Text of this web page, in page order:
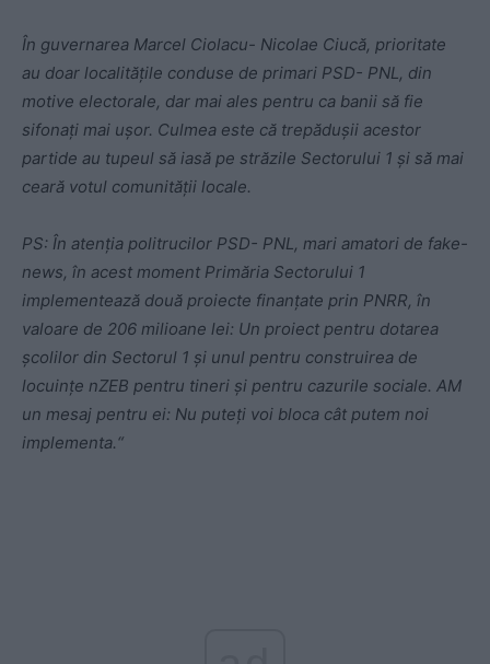
În guvernarea Marcel Ciolacu- Nicolae Ciucă, prioritate
au doar localitățile conduse de primari PSD- PNL, din
motive electorale, dar mai ales pentru ca banii să fie
sifonați mai ușor. Culmea este că trepădușii acestor
partide au tupeul să iasă pe străzile Sectorului 1 și să mai
ceară votul comunității locale.
PS: În atenția politrucilor PSD- PNL, mari amatori de fake-
news, în acest moment Primăria Sectorului 1
implementează două proiecte finanțate prin PNRR, în
valoare de 206 milioane lei: Un proiect pentru dotarea
școlilor din Sectorul 1 și unul pentru construirea de
locuințe nZEB pentru tineri și pentru cazurile sociale. AM
un mesaj pentru ei: Nu puteți voi bloca cât putem noi
implementa.“